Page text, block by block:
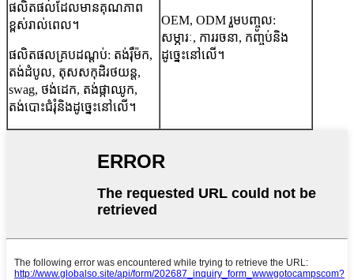
ផលិតផលដែលមានគុណភាព
ខ្ពស់រាល់ពេល។
ផលិតផលគ្របដណ្តប់: តង់រ៉ឺម៉ក,
តង់ដំបូល, តុសសកុដិរថយន្ត,
swag, ថង់ដេក, តង់ផ្កាឈូក,
តង់បោះជំរុំនិងដូច្នេះនៅលើ។
OEM, ODM រួមបញ្ចូល:
សម្ភារៈ, ការរចនា, កញ្ចប់និង
ដូច្នេះនៅលើ។